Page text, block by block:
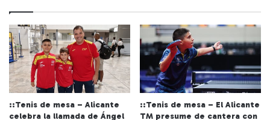
::Tenis de mesa – Alicante
celebra la llamada de Ángel
::Tenis de mesa – El Alicante
TM presume de cantera con